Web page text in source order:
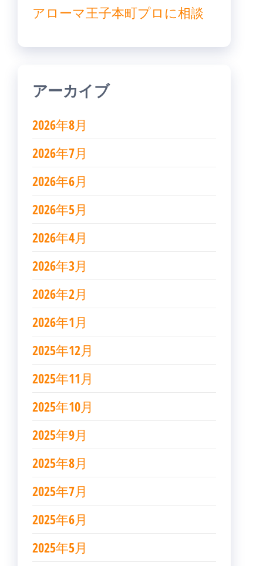
アローマ王子本町プロに相談
アーカイブ
2026年8月
2026年7月
2026年6月
2026年5月
2026年4月
2026年3月
2026年2月
2026年1月
2025年12月
2025年11月
2025年10月
2025年9月
2025年8月
2025年7月
2025年6月
2025年5月